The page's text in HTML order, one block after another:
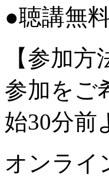
●聴講無
【参加方
参加をご
始30分前
オンライ